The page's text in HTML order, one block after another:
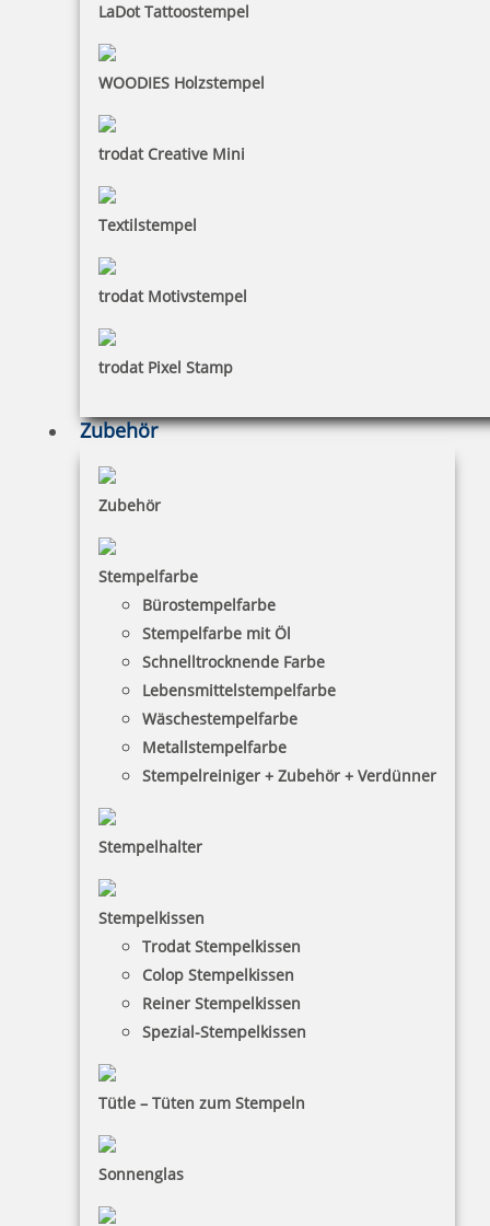
LaDot Tattoostempel
WOODIES Holzstempel
trodat Creative Mini
Textilstempel
trodat Motivstempel
trodat Pixel Stamp
Zubehör
Zubehör
Stempelfarbe
Bürostempelfarbe
Stempelfarbe mit Öl
Schnelltrocknende Farbe
Lebensmittelstempelfarbe
Wäschestempelfarbe
Metallstempelfarbe
Stempelreiniger + Zubehör + Verdünner
Stempelhalter
Stempelkissen
Trodat Stempelkissen
Colop Stempelkissen
Reiner Stempelkissen
Spezial-Stempelkissen
Tütle – Tüten zum Stempeln
Sonnenglas
HINWEISE
Versandinformationen
Zahlungsbedingungen
Bestellhinweise
INFORMATIONEN